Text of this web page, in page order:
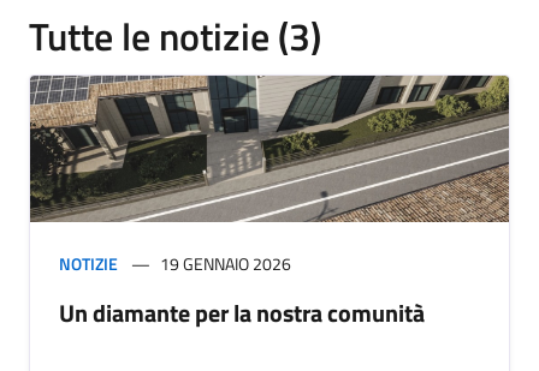
Tutte le notizie (3)
NOTIZIE 19 GENNAIO 2026
Un diamante per la nostra comunità